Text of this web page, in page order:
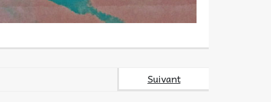
Suivant